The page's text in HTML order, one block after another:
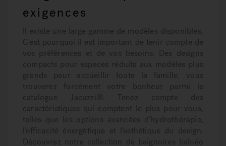
exigences
Il existe une large gamme de modèles disponibles.
C'est pourquoi il est important de tenir compte de
vos préférences et de vos besoins. Des designs
compacts pour espaces réduits aux modèles plus
grands pour accueillir toute la famille, vous
trouverez forcément votre bonheur parmi le
catalogue Jacuzzi®. Tenez compte des
caractéristiques qui comptent le plus pour vous,
telles que les options avancées d’hydrothérapie,
l’efficacité énergétique et l’esthétique du design.
Découvrez notre collection de baignoires balnéo